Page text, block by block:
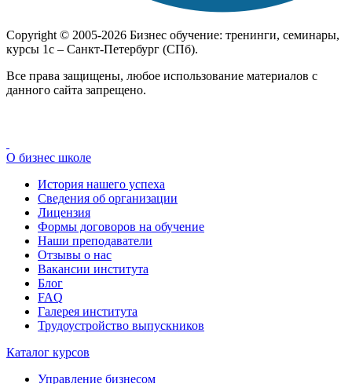
Copyright © 2005-2026 Бизнес обучение: тренинги, семинары,
курсы 1с – Санкт-Петербург (СПб).
Все права защищены, любое использование материалов с
данного сайта запрещено.
О бизнес школе
История нашего успеха
Cведения об организации
Лицензия
Формы договоров на обучение
Наши преподаватели
Отзывы о нас
Вакансии института
Блог
FAQ
Галерея института
Трудоустройство выпускников
Каталог курсов
Управление бизнесом